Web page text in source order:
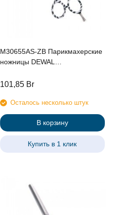
M30655AS-ZB Парикмахерские
ножницы DEWAL
узор "зебра"
101,85 Br
Осталось несколько штук
В корзину
Купить в 1 клик